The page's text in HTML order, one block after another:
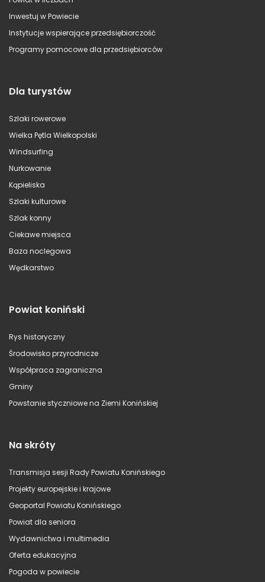
Inwestuj w Powiecie
Instytucje wspierające przedsiębiorczość
Programy pomocowe dla przedsiębiorców
Dla turystów
Szlaki rowerowe
Wielka Pętla Wielkopolski
Windsurfing
Nurkowanie
Kąpieliska
Szlaki kulturowe
Szlak konny
Ciekawe miejsca
Baza noclegowa
Wędkarstwo
Powiat koniński
Rys historyczny
Środowisko przyrodnicze
Współpraca zagraniczna
Gminy
Powstanie styczniowe na Ziemi Konińskiej
Na skróty
Transmisja sesji Rady Powiatu Konińskiego
Projekty europejskie i krajowe
Geoportal Powiatu Konińskiego
Powiat dla seniora
Wydawnictwa i multimedia
Oferta edukacyjna
Pogoda w powiecie